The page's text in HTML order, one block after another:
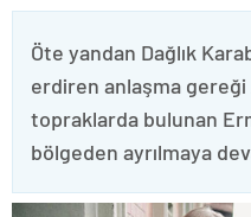
Öte yandan Dağlık
erdiren anlaşma gereği
topraklarda bulunan
bölgeden ayrılmaya